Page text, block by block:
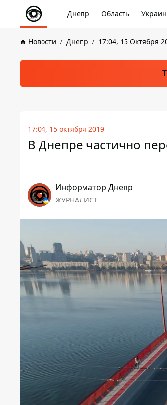
Днепр Область
Новости Днепр 17:04, 15 Октября
17:04, 15 октября 2019
В Днепре частично
Информатор Днепр
ЖУРНАЛИСТ